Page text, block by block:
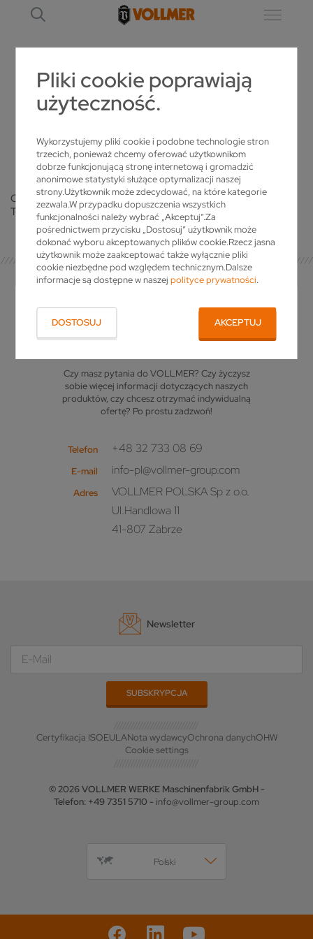
Pliki cookie poprawiają
użyteczność.
Wykorzystujemy pliki cookie i podobne technologie stron
trzecich, ponieważ chcemy oferować użytkownikom
dobrze funkcjonującą stronę internetową i gromadzić
anonimowe statystyki służące optymalizacji naszej
strony.Użytkownik może zdecydować, na które kategorie
zezwala.W przypadku dopuszczenia wszystkich
funkcjonalności należy wybrać „Akceptuj”.Za
pośrednictwem przycisku „Dostosuj” użytkownik może
dokonać wyboru akceptowanych plików cookie.Rzecz jasna
użytkownik może zaakceptować także wyłącznie pliki
cookie niezbędne pod względem technicznym.Dalsze
informacje są dostępne w naszejpolityce prywatności.
DOSTOSUJ AKCEPTUJ
STRONA Z PODZIĘKOWANIAMI
DZIĘKUJEMY ZA ZGŁOSZENIE
Otrzymaliśmy Twoje zgłoszenie i wkrótce skontaktujemy się z
Tobą.
OSOBA KONTAKTOWA
Czy masz pytania do VOLLMER? Czy życzysz
sobie więcej informacji dotyczących naszych
produktów, czy chcesz otrzymać indywidualną
ofertę? Po prostu zadzwoń!
Telefon +48 32 733 08 69
E-mail info-pl@vollmer-group.com
Adres
VOLLMER POLSKA Sp z o.o.
Ul.Handlowa 11
41-807 Zabrze
Newsletter
Certyfikacja ISOEULANota wydawcyOchrona danychOHW
Cookie settings
© 2026 VOLLMER WERKE Maschinenfabrik GmbH -
Telefon: +49 7351 5710 - info@vollmer-group.com
Polski